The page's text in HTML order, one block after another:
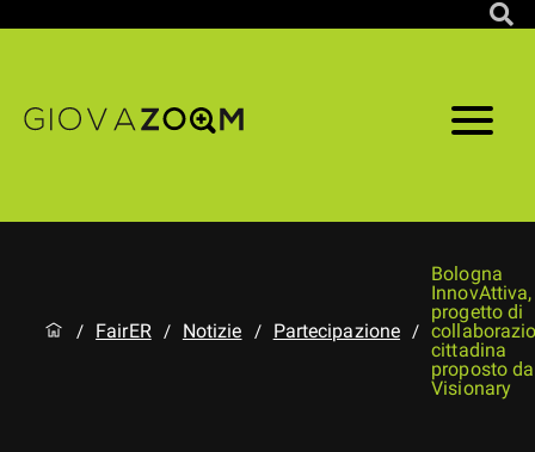
/ FairER / Notizie / Partecipazione /
Bologna
progetto di
cittadina
proposto da
Visionary